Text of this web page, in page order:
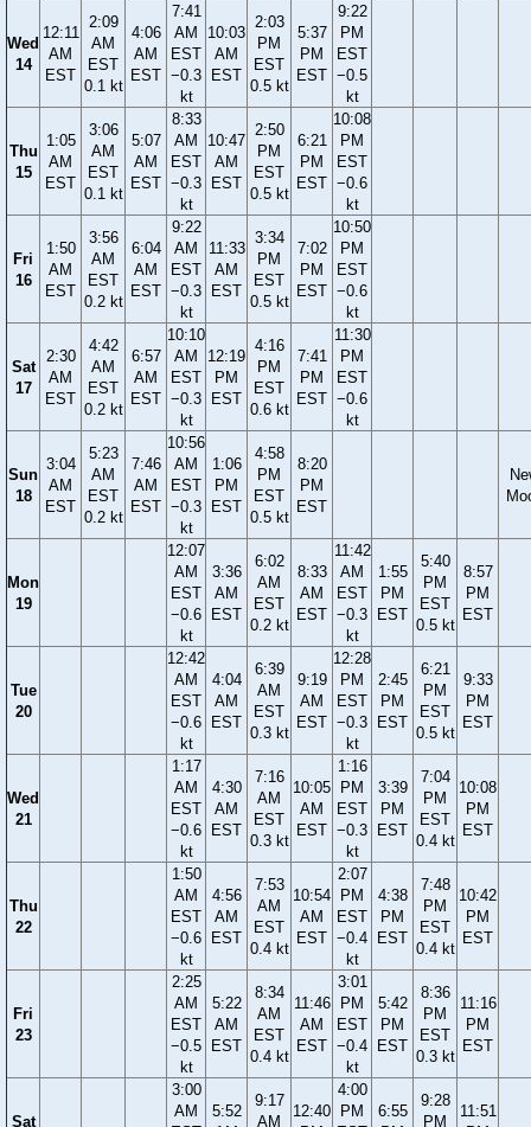
Wed
14
12:11
AM
EST
2:09
AM
EST
0.1 kt
4:06
AM
EST
7:41
AM
EST
−0.3
kt
10:03
AM
EST
2:03
PM
EST
0.5 kt
5:37
PM
EST
9:22
PM
EST
−0.5
kt
Thu
15
1:05
AM
EST
3:06
AM
EST
0.1 kt
5:07
AM
EST
8:33
AM
EST
−0.3
kt
10:47
AM
EST
2:50
PM
EST
0.5 kt
6:21
PM
EST
10:08
PM
EST
−0.6
kt
Fri
16
1:50
AM
EST
3:56
AM
EST
0.2 kt
6:04
AM
EST
9:22
AM
EST
−0.3
kt
11:33
AM
EST
3:34
PM
EST
0.5 kt
7:02
PM
EST
10:50
PM
EST
−0.6
kt
Sat
17
2:30
AM
EST
4:42
AM
EST
0.2 kt
6:57
AM
EST
10:10
AM
EST
−0.3
kt
12:19
PM
EST
4:16
PM
EST
0.6 kt
7:41
PM
EST
11:30
PM
EST
−0.6
kt
Sun
18
3:04
AM
EST
5:23
AM
EST
0.2 kt
7:46
AM
EST
10:56
AM
EST
−0.3
kt
1:06
PM
EST
4:58
PM
EST
0.5 kt
8:20
PM
EST
Mon
19
12:07
AM
EST
−0.6
kt
3:36
AM
EST
6:02
AM
EST
0.2 kt
8:33
AM
EST
11:42
AM
EST
−0.3
kt
1:55
PM
EST
5:40
PM
EST
0.5 kt
8:57
PM
EST
Tue
20
12:42
AM
EST
−0.6
kt
4:04
AM
EST
6:39
AM
EST
0.3 kt
9:19
AM
EST
12:28
PM
EST
−0.3
kt
2:45
PM
EST
6:21
PM
EST
0.5 kt
9:33
PM
EST
Wed
21
1:17
AM
EST
−0.6
kt
4:30
AM
EST
7:16
AM
EST
0.3 kt
10:05
AM
EST
1:16
PM
EST
−0.3
kt
3:39
PM
EST
7:04
PM
EST
0.4 kt
10:08
PM
EST
Thu
22
1:50
AM
EST
−0.6
kt
4:56
AM
EST
7:53
AM
EST
0.4 kt
10:54
AM
EST
2:07
PM
EST
−0.4
kt
4:38
PM
EST
7:48
PM
EST
0.4 kt
10:42
PM
EST
Fri
23
2:25
AM
EST
−0.5
kt
5:22
AM
EST
8:34
AM
EST
0.4 kt
11:46
AM
EST
3:01
PM
EST
−0.4
kt
5:42
PM
EST
8:36
PM
EST
0.3 kt
11:16
PM
EST
Sat
3:00
AM
5:52
9:17
AM
12:40
4:00
PM
6:55
9:28
PM
11:51